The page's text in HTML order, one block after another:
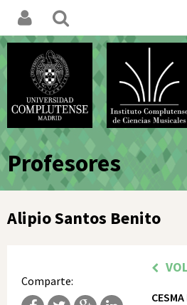
Profesores
Alipio Santos Benito
Comparte: